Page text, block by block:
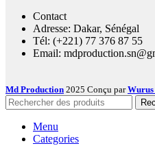
Contact
Adresse: Dakar, Sénégal
Tél: (+221) 77 376 87 55
Email:
Md Production 2025 Conçu parWurus
Menu
Categories